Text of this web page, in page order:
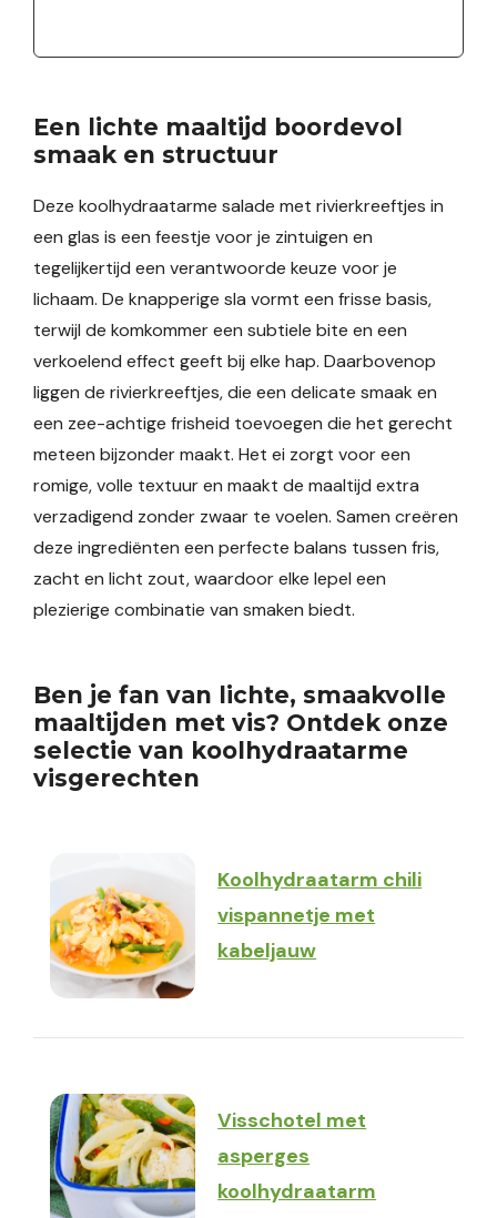
Een lichte maaltijd boordevol
smaak en structuur
Deze koolhydraatarme salade met rivierkreeftjes in
een glas is een feestje voor je zintuigen en
tegelijkertijd een verantwoorde keuze voor je
lichaam. De knapperige sla vormt een frisse basis,
terwijl de komkommer een subtiele bite en een
verkoelend effect geeft bij elke hap. Daarbovenop
liggen de rivierkreeftjes, die een delicate smaak en
een zee-achtige frisheid toevoegen die het gerecht
meteen bijzonder maakt. Het ei zorgt voor een
romige, volle textuur en maakt de maaltijd extra
verzadigend zonder zwaar te voelen. Samen creëren
deze ingrediënten een perfecte balans tussen fris,
zacht en licht zout, waardoor elke lepel een
plezierige combinatie van smaken biedt.
Ben je fan van lichte, smaakvolle
maaltijden met vis? Ontdek onze
selectie van koolhydraatarme
visgerechten
Koolhydraatarm chili
vispannetje met
kabeljauw
Visschotel met
asperges
koolhydraatarm